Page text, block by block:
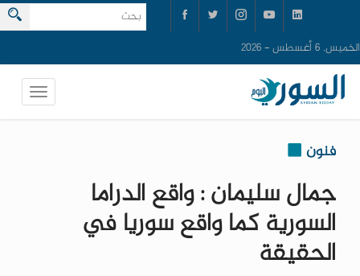
الخميس, 6 أغسطس - 2026
فنون
جمال سليمان : واقع الدراما
السورية كما واقع سوريا في
الحقيقة